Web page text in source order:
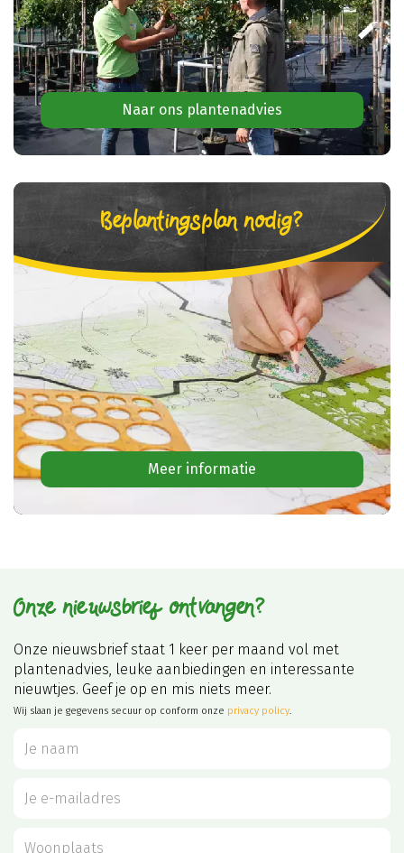
Naar ons plantenadvies
Beplantingsplan nodig?
Meer informatie
Onze nieuwsbrief ontvangen?
Onze nieuwsbrief staat 1 keer per maand vol met
plantenadvies, leuke aanbiedingen en interessante
nieuwtjes. Geef je op en mis niets meer.
Wij slaan je gegevens secuur op conform onze privacy policy.